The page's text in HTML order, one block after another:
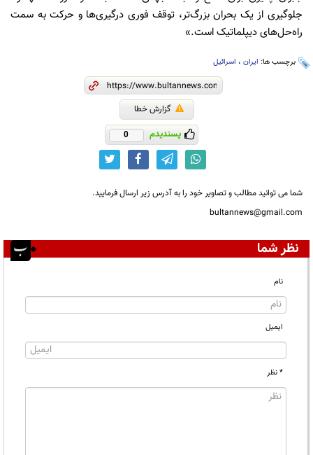
جلوگیری از یک بحران بزرگ‌تر، توقف فوری درگیری‌ها و حرکت به سمت
راه‌حل‌های دیپلماتیک است.»
برچسب ها: ایران ، اسرائیل
گزارش خطا
پسندیدم 0
شما می توانید مطالب و تصاویر خود را به آدرس زیر ارسال فرمایید.
bultannews@gmail.com
نظر شما
نام
ایمیل
* نظر